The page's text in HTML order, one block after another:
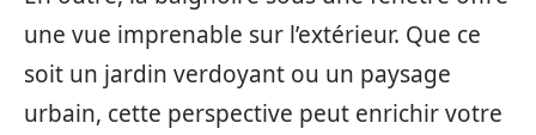
une vue imprenable sur l’extérieur. Que ce
soit un jardin verdoyant ou un paysage
urbain, cette perspective peut enrichir votre